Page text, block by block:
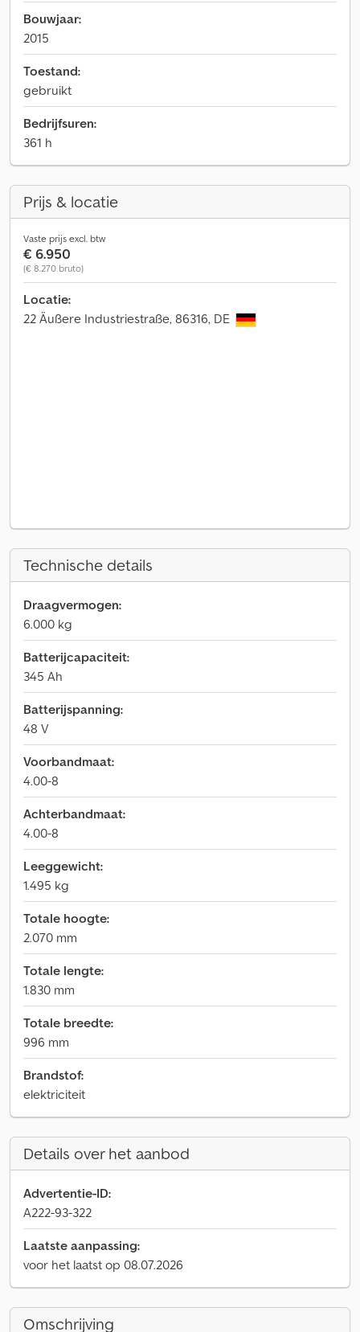
Bouwjaar:
2015
Toestand:
gebruikt
Bedrijfsuren:
361 h
Prijs & locatie
Vaste prijs excl. btw
€ 6.950
(€ 8.270 bruto)
Locatie:
22 Äußere Industriestraße, 86316, DE
Technische details
Draagvermogen:
6.000 kg
Batterijcapaciteit:
345 Ah
Batterijspanning:
48 V
Voorbandmaat:
4.00-8
Achterbandmaat:
4.00-8
Leeggewicht:
1.495 kg
Totale hoogte:
2.070 mm
Totale lengte:
1.830 mm
Totale breedte:
996 mm
Brandstof:
elektriciteit
Details over het aanbod
Advertentie-ID:
A222-93-322
Laatste aanpassing:
voor het laatst op 08.07.2026
Omschrijving